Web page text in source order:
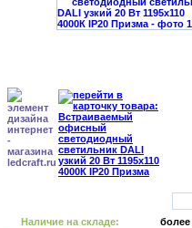
Наличие на складе: более